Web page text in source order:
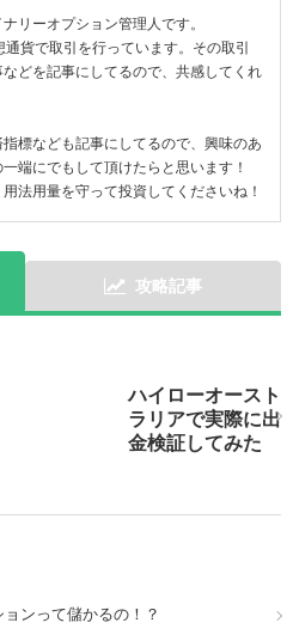
リーオプション管理人です。
貨で取引を行っています。その取引
どを記事にしてるので、共感してくれ
標なども記事にしてるので、興味のあ
端にでもして頂けたらと思います！
法用量を守って投資してくださいね！
攻略記事
ハイローオースト
ラリアで実際に出
金検証してみた
ンって儲かるの！？
イローオーストラリアのアプリを攻略
使いながら、スマホを使ってハイロー
引！